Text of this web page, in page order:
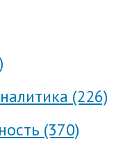
(226)
(370)